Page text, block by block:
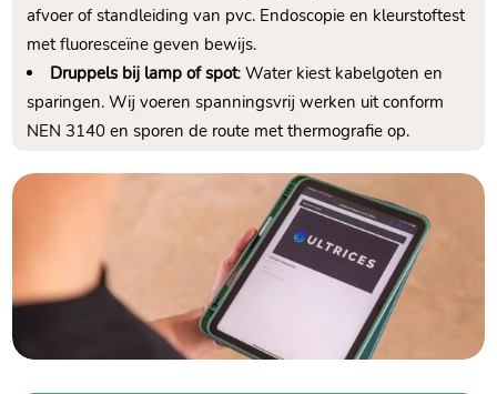
afvoer of standleiding van pvc.​ Endoscopie en kleurstoftest
met fluoresceïne geven bewijs.​
Druppels bij lamp of spot: Water kiest kabelgoten en
sparingen.​ Wij voeren spanningsvrij werken uit conform
NEN 3140 en sporen de route met thermografie op.​